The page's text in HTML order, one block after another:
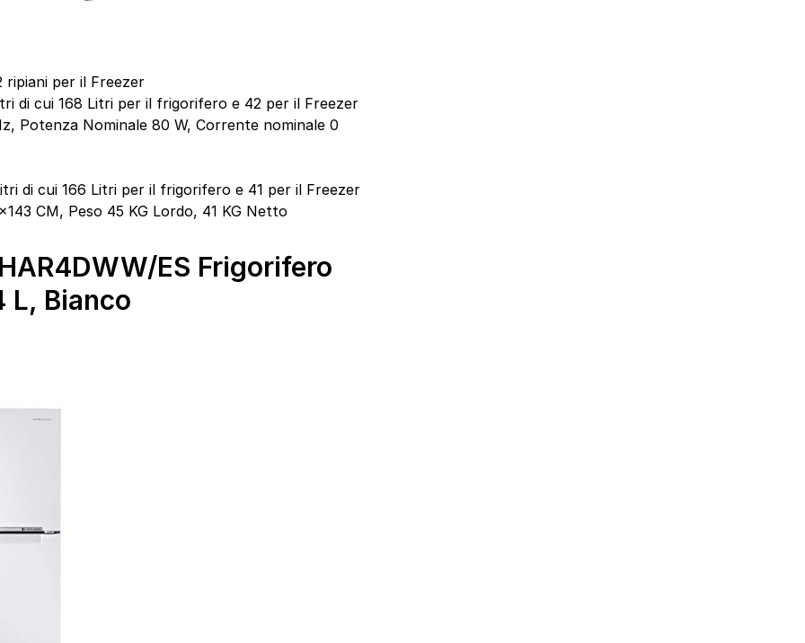
ripiani per il Freezer
di cui 168 Litri per il frigorifero e 42 per il Freezer
Potenza Nominale 80 W, Corrente nominale 0
di cui 166 Litri per il frigorifero e 41 per il Freezer
CM, Peso 45 KG Lordo, 41 KG Netto
ES Frigorifero
L, Bianco